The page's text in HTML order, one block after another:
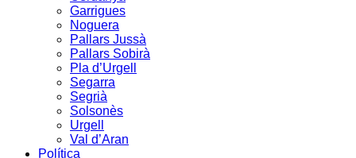
Garrigues
Noguera
Pallars Jussà
Pallars Sobirà
Pla d’Urgell
Segarra
Segrià
Solsonès
Urgell
Val d’Aran
Política